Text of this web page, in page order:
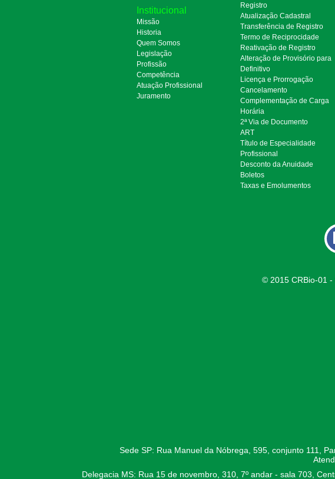
Institucional
Missão
Historia
Quem Somos
Legislação
Profissão
Competência
Atuação Profissional
Juramento
Registro
Atualização Cadastral
Transferência de Registro
Termo de Reciprocidade
Reativação de Registro
Alteração de Provisório para
Definitivo
Licença e Prorrogação
Cancelamento
Complementação de Carga
Horária
2ª Via de Documento
ART
Título de Especialidade
Profissional
Desconto da Anuidade
Boletos
Taxas e Emolumentos
© 2015 CRBio-01 -
Sede SP: Rua Manuel da Nóbrega, 595, conjunto 111,
Delegacia MS: Rua 15 de novembro, 310, 7º andar - sala 703,